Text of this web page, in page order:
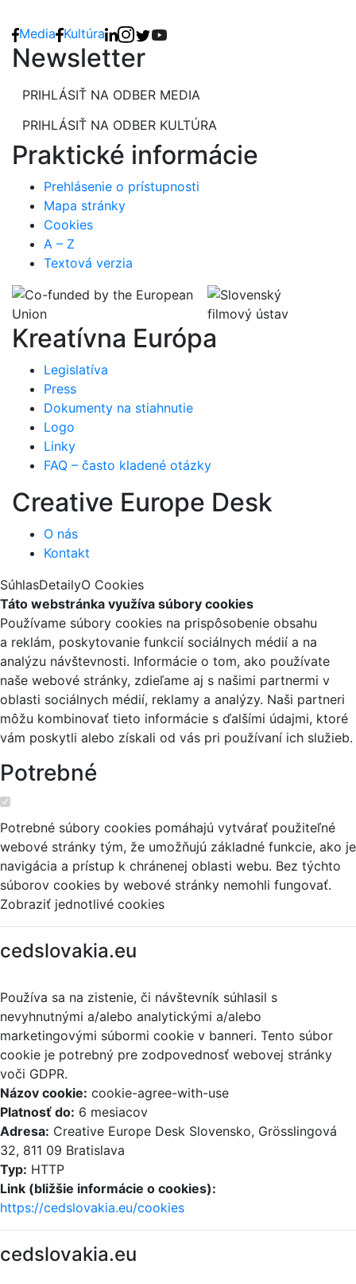
Media Kultúra
Newsletter
PRIHLÁSIŤ NA ODBER MEDIA
PRIHLÁSIŤ NA ODBER KULTÚRA
Praktické informácie
Prehlásenie o prístupnosti
Mapa stránky
Cookies
A – Z
Textová verzia
Kreatívna Európa
Legislatíva
Press
Dokumenty na stiahnutie
Logo
Linky
FAQ – často kladené otázky
Creative Europe Desk
O nás
Kontakt
SúhlasDetailyO Cookies
Táto webstránka využíva súbory cookies
Používame súbory cookies na prispôsobenie obsahu
a reklám, poskytovanie funkcií sociálnych médií a na
analýzu návštevnosti. Informácie o tom, ako používate
naše webové stránky, zdieľame aj s našimi partnermi v
oblasti sociálnych médií, reklamy a analýzy. Naši partneri
môžu kombinovať tieto informácie s ďalšími údajmi, ktoré
vám poskytli alebo získali od vás pri používaní ich služieb.
Potrebné
Potrebné súbory cookies pomáhajú vytvárať použiteľné
webové stránky tým, že umožňujú základné funkcie, ako je
navigácia a prístup k chránenej oblasti webu. Bez týchto
súborov cookies by webové stránky nemohli fungovať.
Zobraziť jednotlivé cookies
cedslovakia.eu
Používa sa na zistenie, či návštevník súhlasil s
nevyhnutnými a/alebo analytickými a/alebo
marketingovými súbormi cookie v banneri. Tento súbor
cookie je potrebný pre zodpovednosť webovej stránky
voči GDPR.
Názov cookie: cookie-agree-with-use
Platnosť do: 6 mesiacov
Adresa: Creative Europe Desk Slovensko, Grösslingová
32, 811 09 Bratislava
Typ: HTTP
Link (bližšie informácie o cookies):
https://cedslovakia.eu/cookies
cedslovakia.eu